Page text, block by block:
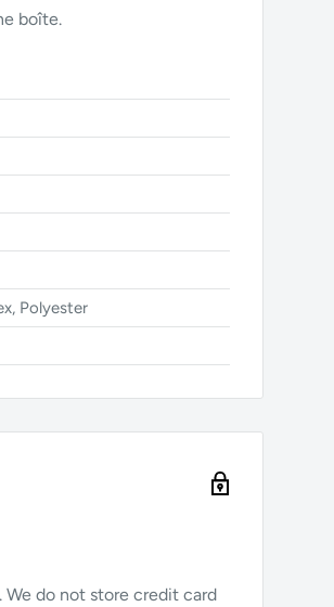
boîte.
Polyester
We do not store credit card